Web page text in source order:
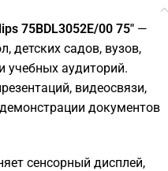
75BDL3052E/00 75" —
детских садов, вузов,
учебных аудиторий.
видеосвязи,
документов
сенсорный дисплей,